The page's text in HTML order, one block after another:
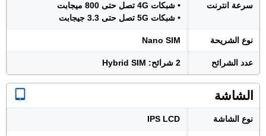
سرعة انترنت
• شبكات 4G تصل حتى 800 ميجابت
• شبكات 5G تصل حتى 3.3 جيجابت
نوع الشريحة Nano SIM
عدد الشرائح 2 شرائح: Hybrid SIM
الشاشة
نوع الشاشة IPS LCD